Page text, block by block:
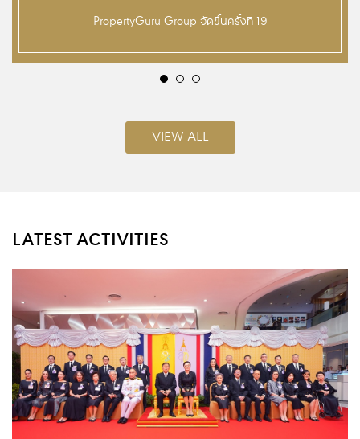
PropertyGuru Group จัดขึ้นครั้งที่ 19
VIEW ALL
LATEST ACTIVITIES